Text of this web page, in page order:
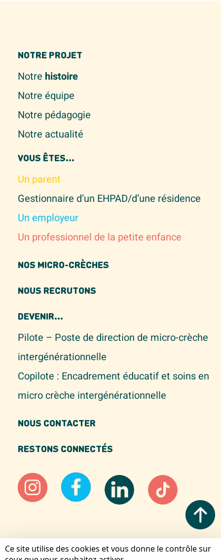
NOTRE PROJET
Notre histoire
Notre équipe
Notre pédagogie
Notre actualité
VOUS ÊTES...
Un parent
Gestionnaire d’un EHPAD/d’une résidence
Un employeur
Un professionnel de la petite enfance
NOS MICRO-CRÈCHES
NOUS RECRUTONS
DEVENIR...
Pilote – Poste de direction de micro-crèche
intergénérationnelle
Copilote : Encadrement éducatif et soins en
micro crèche intergénérationnelle
NOUS CONTACTER
RESTONS CONNECTÉS
Mentions légales
Ce site utilise des cookies et vous donne le contrôle sur